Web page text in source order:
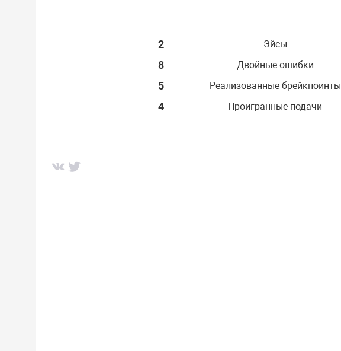
2 Эйсы
8
Двойные ошибки
5
Реализованные брейкпоинты
4
Проигранные подачи